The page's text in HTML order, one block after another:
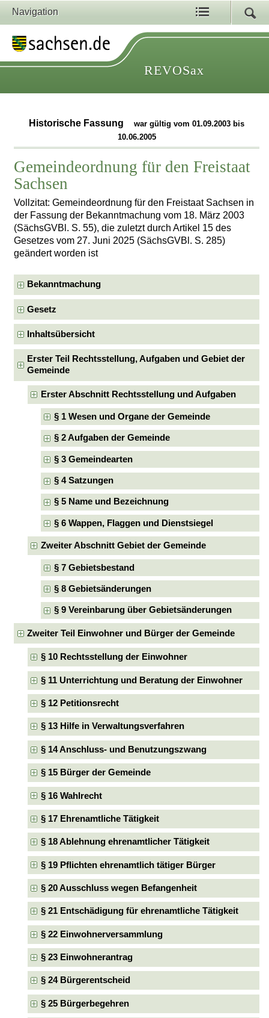
Navigation
REVOSax
Historische Fassung
war gültig vom 01.09.2003 bis
10.06.2005
Gemeindeordnung für den Freistaat
Sachsen
Vollzitat: Gemeindeordnung für den Freistaat Sachsen in
der Fassung der Bekanntmachung vom 18. März 2003
(SächsGVBl. S. 55), die zuletzt durch Artikel 15 des
Gesetzes vom 27. Juni 2025 (SächsGVBl. S. 285)
geändert worden ist
Bekanntmachung
Gesetz
Inhaltsübersicht
Erster Teil Rechtsstellung, Aufgaben und Gebiet der
Gemeinde
Erster Abschnitt Rechtsstellung und Aufgaben
§ 1 Wesen und Organe der Gemeinde
§ 2 Aufgaben der Gemeinde
§ 3 Gemeindearten
§ 4 Satzungen
§ 5 Name und Bezeichnung
§ 6 Wappen, Flaggen und Dienstsiegel
Zweiter Abschnitt Gebiet der Gemeinde
§ 7 Gebietsbestand
§ 8 Gebietsänderungen
§ 9 Vereinbarung über Gebietsänderungen
Zweiter Teil Einwohner und Bürger der Gemeinde
§ 10 Rechtsstellung der Einwohner
§ 11 Unterrichtung und Beratung der Einwohner
§ 12 Petitionsrecht
§ 13 Hilfe in Verwaltungsverfahren
§ 14 Anschluss- und Benutzungszwang
§ 15 Bürger der Gemeinde
§ 16 Wahlrecht
§ 17 Ehrenamtliche Tätigkeit
§ 18 Ablehnung ehrenamtlicher Tätigkeit
§ 19 Pflichten ehrenamtlich tätiger Bürger
§ 20 Ausschluss wegen Befangenheit
§ 21 Entschädigung für ehrenamtliche Tätigkeit
§ 22 Einwohnerversammlung
§ 23 Einwohnerantrag
§ 24 Bürgerentscheid
§ 25 Bürgerbegehren